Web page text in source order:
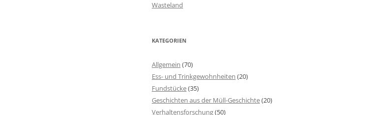
Wasteland
KATEGORIEN
Allgemein (70)
Ess- und Trinkgewohnheiten (20)
Fundstücke(35)
Geschichten aus der Müll-Geschichte(20)
Verhaltensforschung(50)